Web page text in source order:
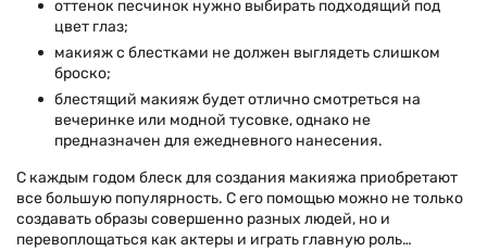
оттенок песчинок нужно выбирать подходящий под
цвет глаз;
макияж с блестками не должен выглядеть слишком
броско;
блестящий макияж будет отлично смотреться на
вечеринке или модной тусовке, однако не
предназначен для ежедневного нанесения.
С каждым годом блеск для создания макияжа приобретают
все большую популярность. С его помощью можно не только
создавать образы совершенно разных людей, но и
перевоплощаться как актеры и играть главную роль…